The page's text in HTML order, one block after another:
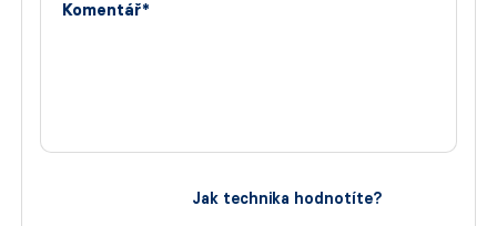
Komentář*
Jak technika hodnotíte?